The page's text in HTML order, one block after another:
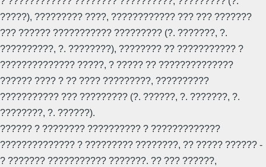
?????), ????????? ????, ???????????? ??? ??? ???????
??? ?????? ??????????? ????????? (?. ???????, ?.
??????????, ?. ????????), ???????? ?? ??????????? ?
?????????????? ?????, ? ????? ?? ??????????????
?????? ???? ? ?? ???? ?????????, ??????????
??????????? ??? ????????? (?. ??????, ?. ???????, ?.
????????, ?. ??????).
?????? ? ???????? ?????????? ? ?????????????
?????????????? ? ????????? ????????, ?? ????? ?????? -
? ??????? ??????????? ???????. ?? ??? ??????,